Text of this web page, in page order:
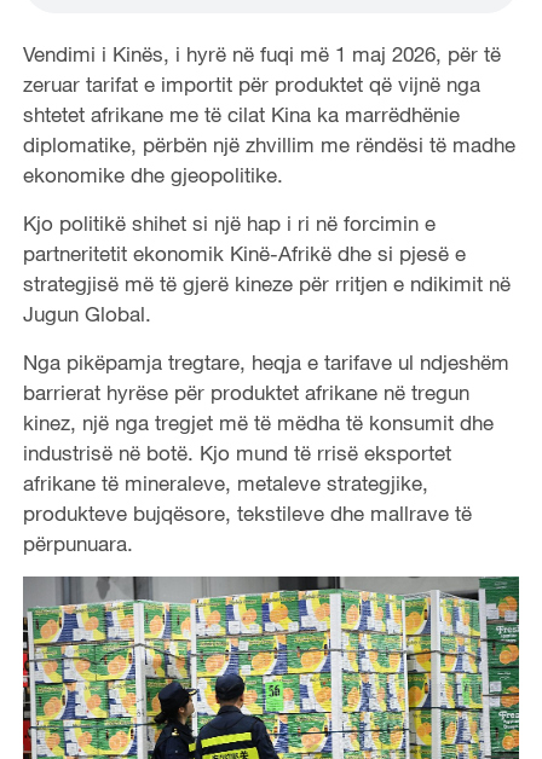
Vendimi i Kinës, i hyrë në fuqi më 1 maj 2026, për të
zeruar tarifat e importit për produktet që vijnë nga
shtetet afrikane me të cilat Kina ka marrëdhënie
diplomatike, përbën një zhvillim me rëndësi të madhe
ekonomike dhe gjeopolitike.
Kjo politikë shihet si një hap i ri në forcimin e
partneritetit ekonomik Kinë-Afrikë dhe si pjesë e
strategjisë më të gjerë kineze për rritjen e ndikimit në
Jugun Global.
Nga pikëpamja tregtare, heqja e tarifave ul ndjeshëm
barrierat hyrëse për produktet afrikane në tregun
kinez, një nga tregjet më të mëdha të konsumit dhe
industrisë në botë. Kjo mund të rrisë eksportet
afrikane të mineraleve, metaleve strategjike,
produkteve bujqësore, tekstileve dhe mallrave të
përpunuara.